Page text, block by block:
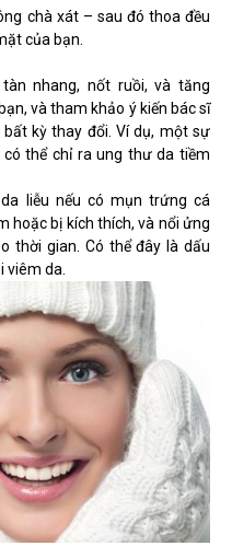
chà xát – sau đó thoa đều
của bạn.
nhang, nốt ruồi, và tăng
và tham khảo ý kiến ​​bác sĩ
kỳ thay đổi. Ví dụ, một sự
thể chỉ ra ung thư da tiềm
liễu nếu có mụn trứng cá
hoặc bị kích thích, và nổi ửng
thời gian. Có thể đây là dấu
viêm da.